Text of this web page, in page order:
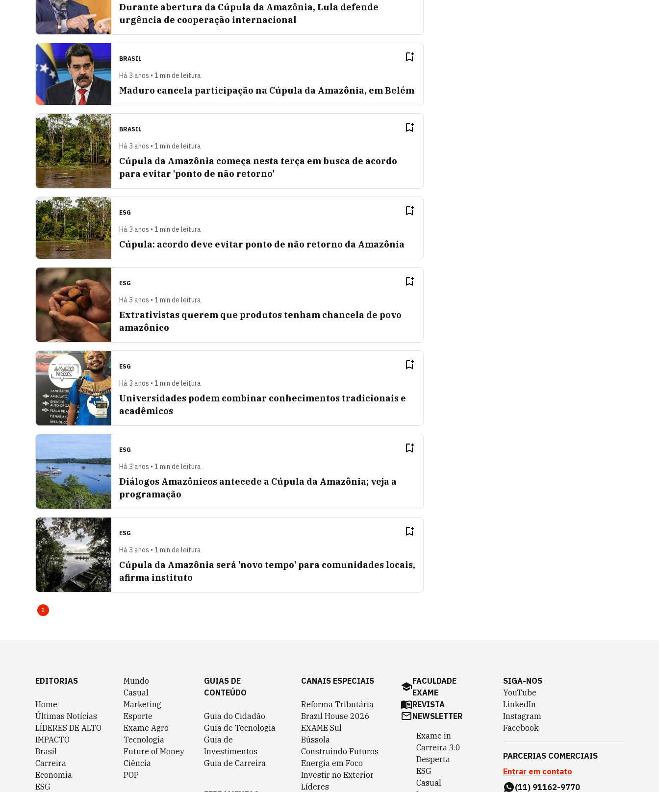
Durante abertura da Cúpula da Amazônia, Lula defende
urgência de cooperação internacional
BRASIL
Há 3 anos • 1 min de leitura
Maduro cancela participação na Cúpula da Amazônia, em Belém
BRASIL
Há 3 anos • 1 min de leitura
Cúpula da Amazônia começa nesta terça em busca de acordo
para evitar 'ponto de não retorno'
ESG
Há 3 anos • 1 min de leitura
Cúpula: acordo deve evitar ponto de não retorno da Amazônia
ESG
Há 3 anos • 1 min de leitura
Extrativistas querem que produtos tenham chancela de povo
amazônico
ESG
Há 3 anos • 1 min de leitura
Universidades podem combinar conhecimentos tradicionais e
acadêmicos
ESG
Há 3 anos • 1 min de leitura
Diálogos Amazônicos antecede a Cúpula da Amazônia; veja a
programação
ESG
Há 3 anos • 1 min de leitura
Cúpula da Amazônia será 'novo tempo' para comunidades locais,
afirma instituto
1
EDITORIAS
Home
Últimas Notícias
LÍDERES DE ALTO
IMPACTO
Brasil
Carreira
Economia
ESG
Mundo
Casual
Marketing
Esporte
Exame Agro
Tecnologia
Future of Money
Ciência
POP
GUIAS DE
CONTEÚDO
Guia do Cidadão
Guia de Tecnologia
Guia de
Investimentos
Guia de Carreira
CANAIS ESPECIAIS
Reforma Tributária
Brazil House 2026
EXAME Sul
Bússola
Construindo Futuros
Energia em Foco
Investir no Exterior
Líderes
FACULDADE
EXAME
REVISTA
NEWSLETTER
Exame in
Carreira 3.0
Desperta
ESG
Casual
SIGA-NOS
YouTube
LinkedIn
Instagram
Facebook
PARCERIAS COMERCIAIS
Entrar em contato
(11) 91162-9770